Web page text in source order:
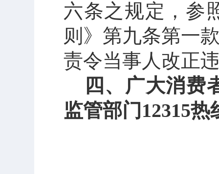
六条之规定，参
则》第九条第一
责令当事人改正
四、广大消费
监管部门 12315